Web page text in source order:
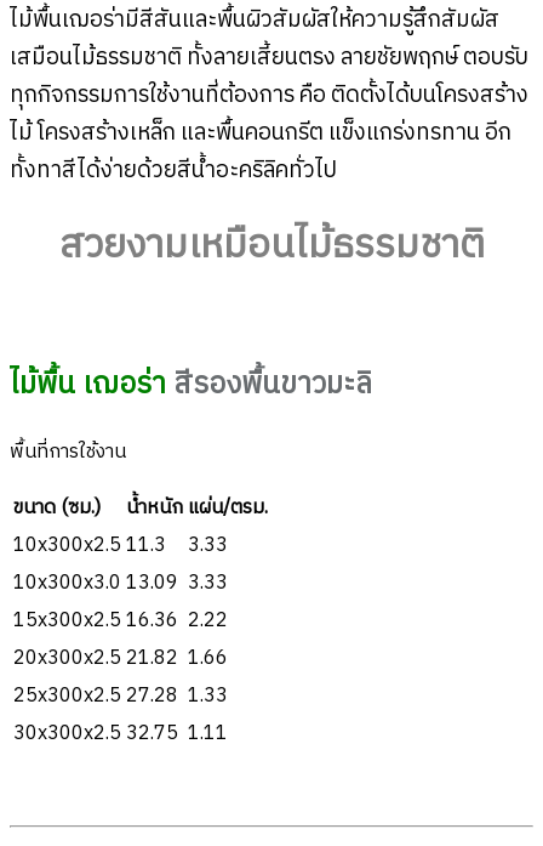
ไม้พื้นเฌอร่ามีสีสันและพื้นผิวสัมผัสให้ความรู้สึกสัมผัส
เสมือนไม้ธรรมชาติ ทั้งลายเสี้ยนตรง ลายชัยพฤกษ์ ตอบรับ
ทุกกิจกรรมการใช้งานที่ต้องการ คือ ติดตั้งได้บนโครงสร้าง
ไม้ โครงสร้างเหล็ก และพื้นคอนกรีต แข็งแกร่งทรทาน อีก
ทั้งทาสีได้ง่ายด้วยสีน้ำอะคริลิคทั่วไป
สวยงามเหมือนไม้ธรรมชาติ
ไม้พื้น เฌอร่า สีรองพื้นขาวมะลิ
พื้นที่การใช้งาน
ขนาด (ซม.)
น้ำหนักแผ่น/ตรม.
10x300x2.511.3
3.33
10x300x3.0 13.09 3.33
15x300x2.516.36 2.22
20x300x2.5 21.82 1.66
25x300x2.5 27.28 1.33
30x300x2.5 32.75 1.11